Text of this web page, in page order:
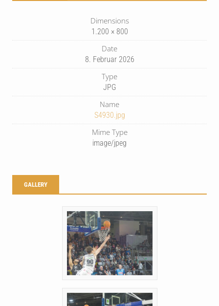
Dimensions
1.200 × 800
Date
8. Februar 2026
Type
JPG
Name
S4930.jpg
Mime Type
image/jpeg
GALLERY